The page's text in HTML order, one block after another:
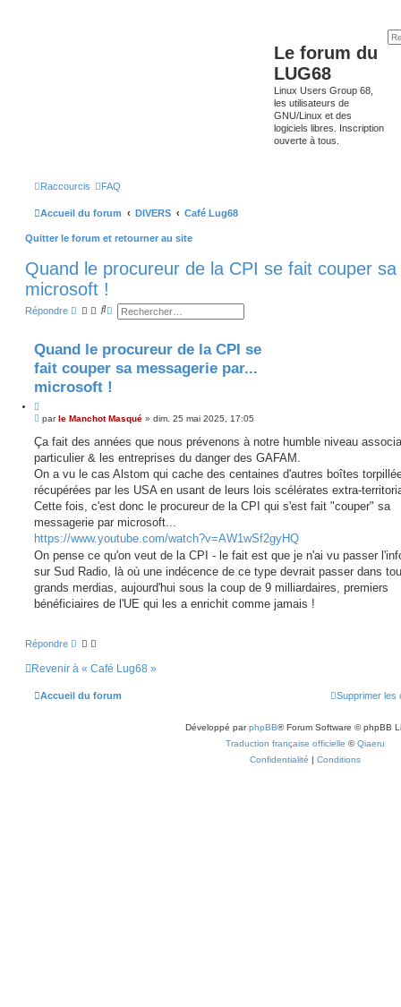
Le forum du
LUG68
Linux Users Group 68,
les utilisateurs de
GNU/Linux et des
logiciels libres. Inscription
ouverte à tous.
Raccourcis FAQ
Accueil du forum DIVERS Café Lug68
Quitter le forum et retourner au site
Quand le procureur de la CPI se fait couper
microsoft !
Répondre
R
e
c
h
e
R
e
c
v
n
c
é
e
Quand le procureur de la CPI se
fait couper sa messagerie par...
microsoft !
e
r
M
s
s
a
g
parle Manchot Masqué » dim. 25 mai 2025, 17:05
Ça fait des années que nous prévenons à notre humble niveau
particulier & les entreprises du danger des GAFAM.
On a vu le cas Alstom qui cache des centaines d'autres boîtes
récupérées par les USA en usant de leurs lois scélérates extra-
Cette fois, c'est donc le procureur de la CPI qui s'est fait "couper" sa
messagerie par microsoft...
https://www.youtube.com/watch?v=AW1wSf2gyHQ
On pense ce qu'on veut de la CPI - le fait est que je n'ai vu passer
sur Sud Radio, là où une indécence de ce type devrait passer dans
grands merdias, aujourd'hui sous la coup de 9 milliardaires, premiers
bénéficiaires de l'UE qui les a enrichit comme jamais !
Répondre
Revenir à « Café Lug68 »
Accueil du forum Supprimer les
Développé parphpBB® Forum Software © phpBB
Traduction française officielle ©Qiaeru
Confidentialité | Conditions